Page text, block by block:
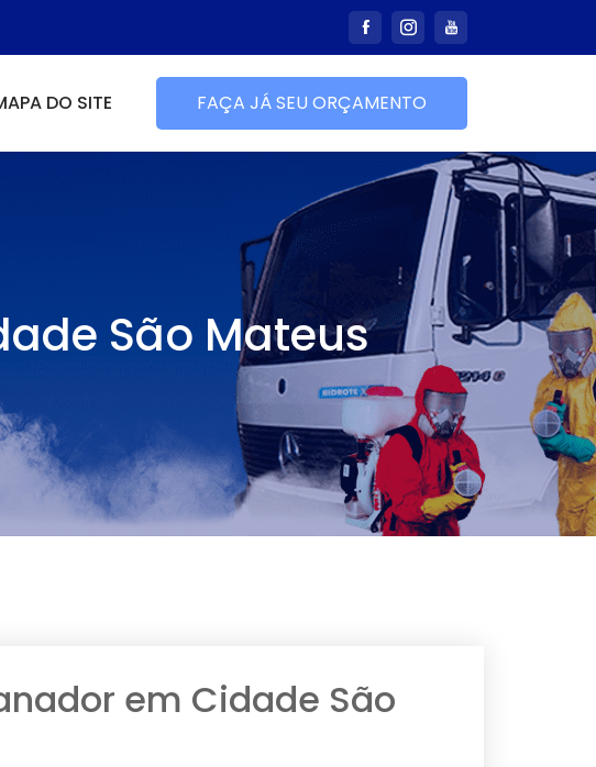
DO SITE FAÇA JÁ SEU ORÇAMENTO
São Mateus
em Cidade São